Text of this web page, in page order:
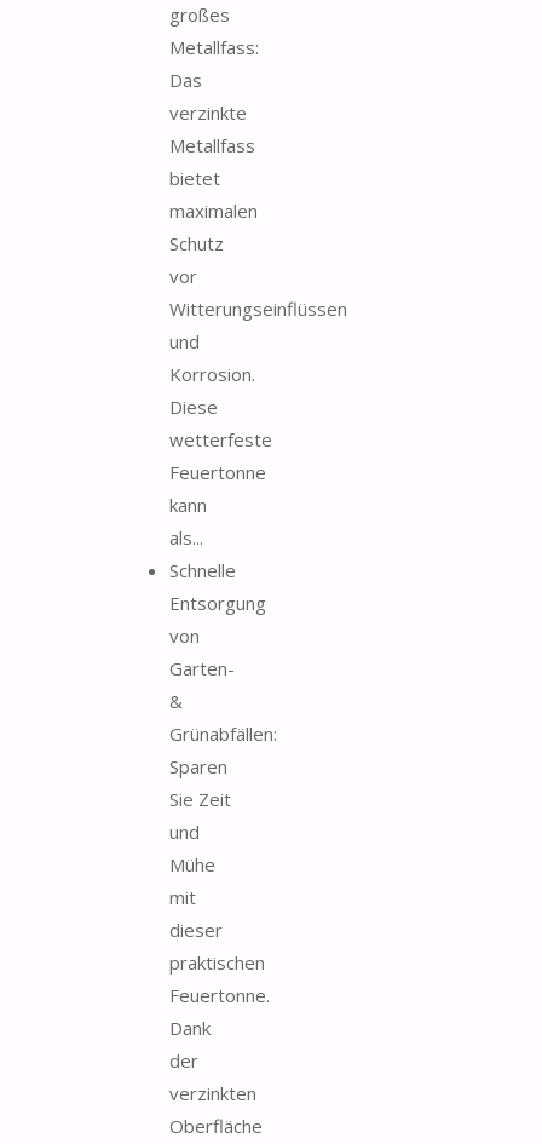
großes
Metallfass:
Das
verzinkte
Metallfass
bietet
maximalen
Schutz
vor
Witterungseinflüssen
und
Korrosion.
Diese
wetterfeste
Feuertonne
kann
als...
Schnelle
Entsorgung
von
Garten-
&
Grünabfällen:
Sparen
Sie Zeit
und
Mühe
mit
dieser
praktischen
Feuertonne.
Dank
der
verzinkten
Oberfläche